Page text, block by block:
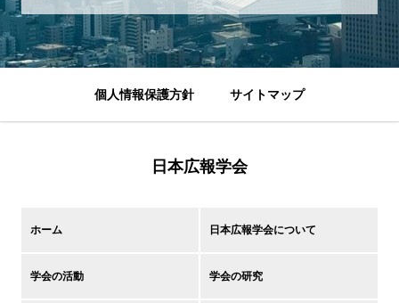
個人情報保護方針 サイトマップ
日本広報学会
ホーム 日本広報学会について
学会の活動 学会の研究